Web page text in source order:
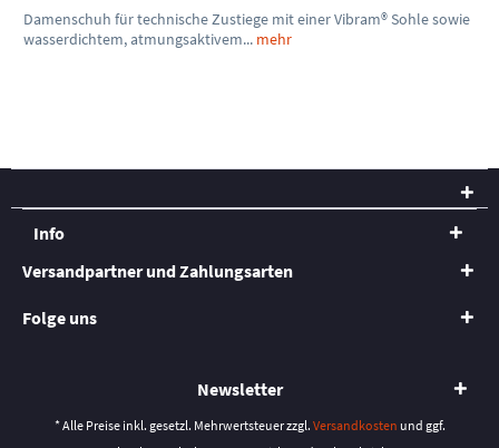
Damenschuh für technische Zustiege mit einer Vibram® Sohle sowie
wasserdichtem, atmungsaktivem... mehr
Info
Versandpartner und Zahlungsarten
Folge uns
Newsletter
* Alle Preise inkl. gesetzl. Mehrwertsteuer zzgl. Versandkosten und ggf.